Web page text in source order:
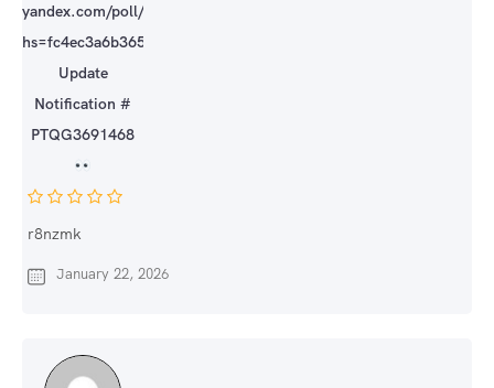
yandex.com/poll/43o224okZdReGRb1Q8PXXJ?
hs=fc4ec3a6b36507be145b0512d856e43d&
Update
Notification #
PTQG3691468
r8nzmk
January 22, 2026